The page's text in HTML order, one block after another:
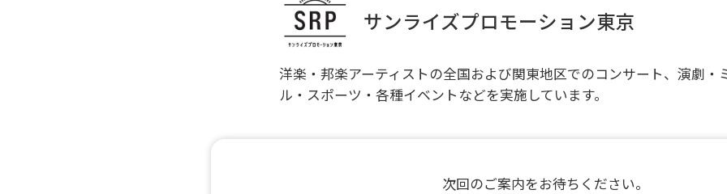
サンライズプロモーション東京
洋楽・邦楽アーティストの全国および関東地区でのコンサート、演劇・
ル・スポーツ・各種イベントなどを実施しています。
次回のご案内をお待ちください。